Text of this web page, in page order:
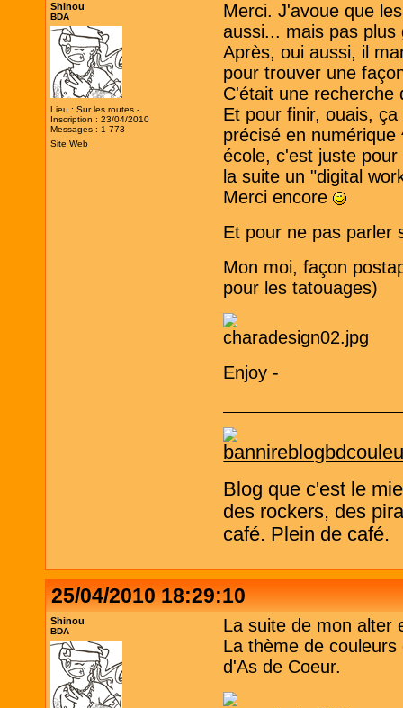
Shinou
BDA
Lieu : Sur les routes -
Inscription : 23/04/2010
Messages : 1 773
Site Web
Merci. J'avoue que
aussi... mais pas
Après, oui aussi, il
pour trouver une
C'était une recherche
Et pour finir, ouais,
précisé en
école, c'est juste
la suite un "digital
Merci encore
Et pour ne pas parler
Mon moi, façon
pour les tatouages)
Enjoy -
Blog que c'est le
des rockers, des
café. Plein de café.
25/04/2010 18:29:10
Shinou
BDA
La suite de mon alter
La thème de
d'As de Coeur.